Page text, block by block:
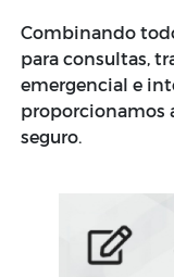
Combinando
para consultas,
emergencial e
proporcionamos
seguro.